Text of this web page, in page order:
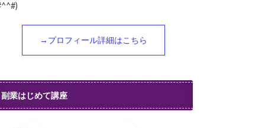
→プロフィール詳細はこちら
副業はじめて講座